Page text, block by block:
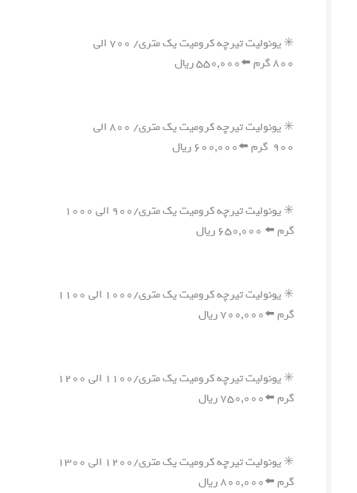
✳️ یونولیت تیرچه کرومیت یک متری/ ۷۰۰ الی
۸۰۰ گرم ⬅️۵۵۰,۰۰۰ ریال
✳️ یونولیت تیرچه کرومیت یک متری/ ۸۰۰ الی
۹۰۰ گرم ⬅️۶۰۰,۰۰۰ ریال
✳️ یونولیت تیرچه کرومیت یک متری/۹۰۰ الی ۱۰۰۰
گرم ⬅️ ۶۵۰,۰۰۰ ریال
✳️ یونولیت تیرچه کرومیت یک متری/۱۰۰۰ الی ۱۱۰۰
گرم ⬅️۷۰۰,۰۰۰ ریال
✳️ یونولیت تیرچه کرومیت یک متری/۱۱۰۰ الی ۱۲۰۰
گرم ⬅️۷۵۰,۰۰۰ ریال
✳️ یونولیت تیرچه کرومیت یک متری/۱۲۰۰ الی ۱۳۰۰
گرم ⬅️۸۰۰,۰۰۰ ریال